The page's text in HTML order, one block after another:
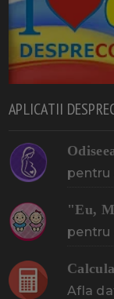
APLICATII
pentru
"Eu,
pentru
Afla